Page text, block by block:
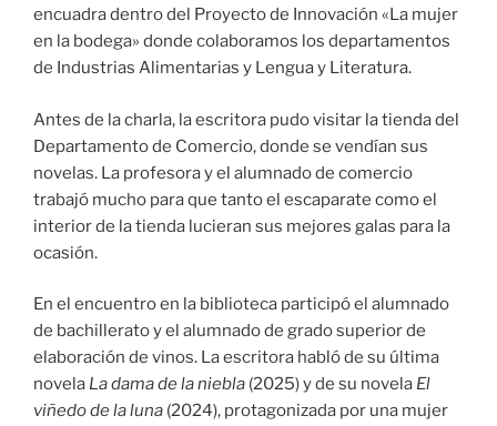
encuadra dentro del Proyecto de Innovación «La mujer
en la bodega» donde colaboramos los departamentos
de Industrias Alimentarias y Lengua y Literatura.
Antes de la charla, la escritora pudo visitar la tienda del
Departamento de Comercio, donde se vendían sus
novelas. La profesora y el alumnado de comercio
trabajó mucho para que tanto el escaparate como el
interior de la tienda lucieran sus mejores galas para la
ocasión.
En el encuentro en la biblioteca participó el alumnado
de bachillerato y el alumnado de grado superior de
elaboración de vinos. La escritora habló de su última
novela La dama de la niebla (2025) y de su novela El
viñedo de la luna (2024), protagonizada por una mujer